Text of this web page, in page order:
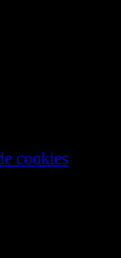
cookies